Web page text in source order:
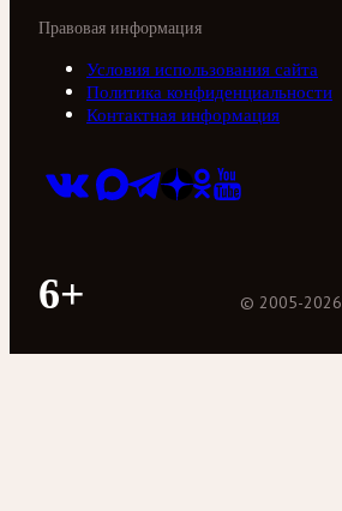
Правовая информация
Условия использования сайта
Политика конфиденциальности
Контактная информация
6+ © 2005-2026